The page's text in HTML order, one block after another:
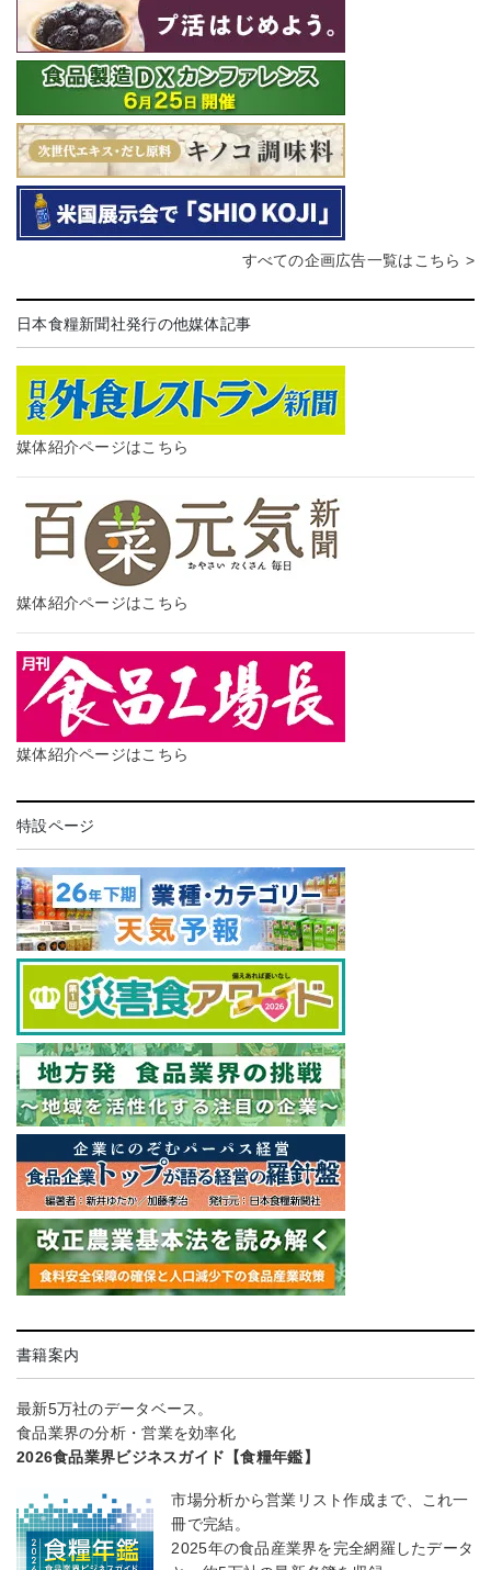
すべての企画広告一覧はこちら >
日本食糧新聞社発行の他媒体記事
媒体紹介ページはこちら
媒体紹介ページはこちら
媒体紹介ページはこちら
特設ページ
書籍案内
最新5万社のデータベース。
食品業界の分析・営業を効率化
2026食品業界ビジネスガイド【食糧年鑑】
市場分析から営業リスト作成まで、これ一
冊で完結。
2025年の食品産業界を完全網羅したデータ